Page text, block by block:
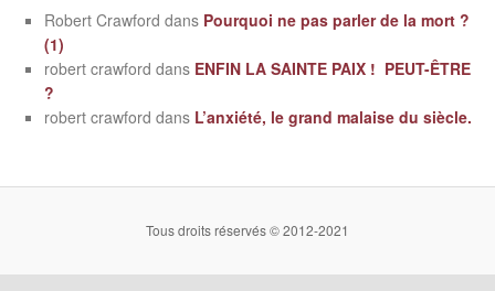
Robert Crawford dans Pourquoi ne pas parler de la mort ?
(1)
robert crawford dans ENFIN LA SAINTE PAIX ! PEUT-ÊTRE
?
robert crawford dans L’anxiété, le grand malaise du siècle.
Tous droits réservés © 2012-2021